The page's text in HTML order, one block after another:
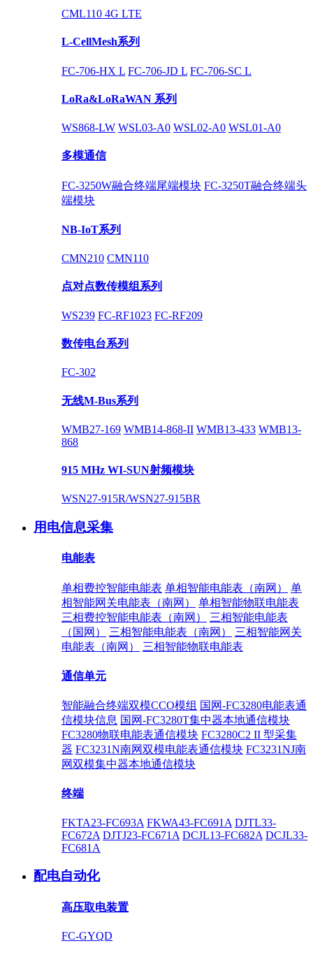
CML110 4G LTE
L-CellMesh系列
FC-706-HX L FC-706-JD L FC-706-SC L
LoRa&LoRaWAN 系列
WS868-LW WSL03-A0 WSL02-A0 WSL01-A0
多模通信
FC-3250W融合终端尾端模块 FC-3250T融合终端头
端模块
NB-IoT系列
CMN210 CMN110
点对点数传模组系列
WS239 FC-RF1023 FC-RF209
数传电台系列
FC-302
无线M-Bus系列
WMB27-169 WMB14-868-II WMB13-433 WMB13-
868
915 MHz WI-SUN射频模块
WSN27-915R/WSN27-915BR
用电信息采集
电能表
单相费控智能电能表 单相智能电能表（南网）
单
相智能网关电能表（南网）
单相智能物联电能表
三相费控智能电能表（南网）
三相智能电能表
（国网）
三相智能电能表（南网）
三相智能网关
电能表（南网）
三相智能物联电能表
通信单元
智能融合终端双模CCO模组 国网-FC3280电能表通
信模块信息 国网-FC3280T集中器本地通信模块
FC3280物联电能表通信模块 FC3280C2 II 型采集
器 FC3231N南网双模电能表通信模块 FC3231NJ南
网双模集中器本地通信模块
终端
FKTA23-FC693A FKWA43-FC691A DJTL33-
FC672A DJTJ23-FC671A DCJL13-FC682A DCJL33-
FC681A
配电自动化
高压取电装置
FC-GYQD